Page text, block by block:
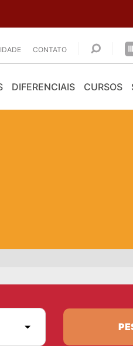
CONTATO
DIFERENCIAIS CURSOS